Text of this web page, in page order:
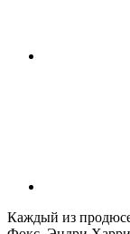
Каждый из